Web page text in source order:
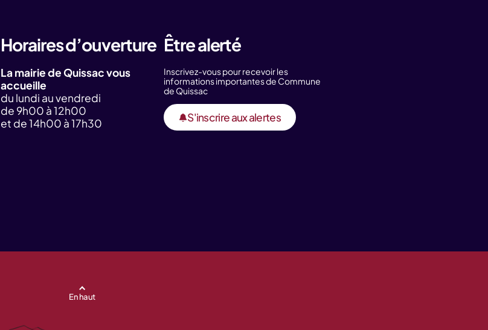
Horaires d’ouverture
La mairie de Quissac vous
accueille
du lundi au vendredi
de 9h00 à 12h00
et de 14h00 à 17h30
Être alerté
Inscrivez-vous pour recevoir les
informations importantes de Commune
de Quissac
S'inscrire aux alertes
En haut